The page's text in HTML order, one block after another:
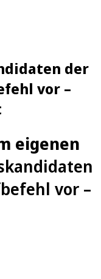
der
vor –
eigenen
vor –